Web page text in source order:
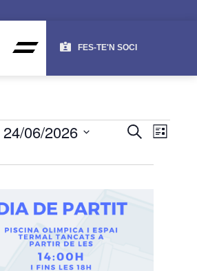
FES-TE'N SOCI
CERCA
LLISTA
24/06/2026